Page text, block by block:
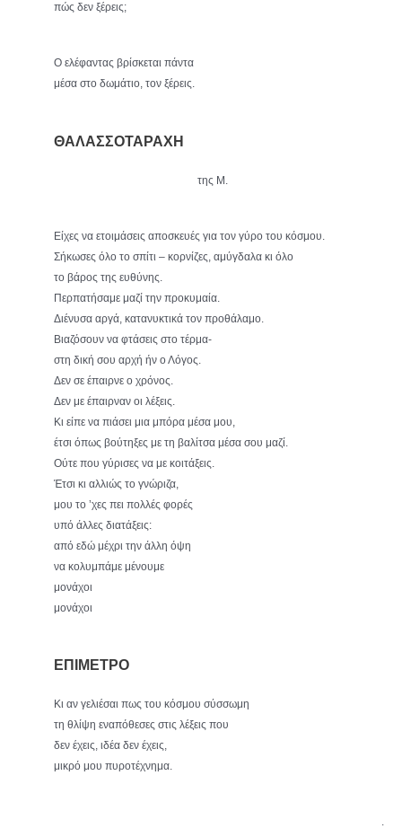
πώς δεν ξέρεις;
Ο ελέφαντας βρίσκεται πάντα
μέσα στο δωμάτιο, τον ξέρεις.
ΘΑΛΑΣΣΟΤΑΡΑΧΗ
της Μ.
Είχες να ετοιμάσεις αποσκευές για τον γύρο του κόσμου.
Σήκωσες όλο το σπίτι – κορνίζες, αμύγδαλα κι όλο
το βάρος της ευθύνης.
Περπατήσαμε μαζί την προκυμαία.
Διένυσα αργά, κατανυκτικά τον προθάλαμο.
Βιαζόσουν να φτάσεις στο τέρμα-
στη δική σου αρχή ήν ο Λόγος.
Δεν σε έπαιρνε ο χρόνος.
Δεν με έπαιρναν οι λέξεις.
Κι είπε να πιάσει μια μπόρα μέσα μου,
έτσι όπως βούτηξες με τη βαλίτσα μέσα σου μαζί.
Ούτε που γύρισες να με κοιτάξεις.
Έτσι κι αλλιώς το γνώριζα,
μου το ’χες πει πολλές φορές
υπό άλλες διατάξεις:
από εδώ μέχρι την άλλη όψη
να κολυμπάμε μένουμε
μονάχοι
μονάχοι
ΕΠΙΜΕΤΡΟ
Κι αν γελιέσαι πως του κόσμου σύσσωμη
τη θλίψη εναπόθεσες στις λέξεις που
δεν έχεις, ιδέα δεν έχεις,
μικρό μου πυροτέχνημα.
.